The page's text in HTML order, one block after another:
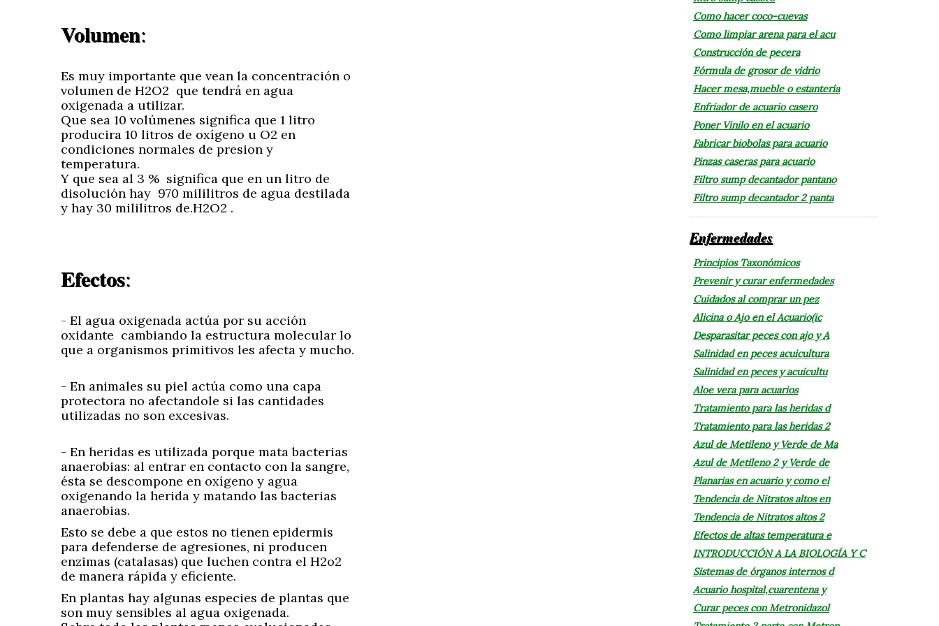
Volumen:
Es muy importante que vean la concentración o
volumen de H2O2 que tendrá en agua
oxigenada a utilizar.
Que sea 10 volúmenes significa que 1 litro
producira 10 litros de oxígeno u O2 en
condiciones normales de presion y
temperatura.
Y que sea al 3 % significa que en un litro de
disolución hay 970 mililitros de agua destilada
y hay 30 mililitros de.H2O2 .
Efectos:
- El agua oxigenada actúa por su acción
oxidante cambiando la estructura molecular lo
que a organismos primitivos les afecta y mucho.
- En animales su piel actúa como una capa
protectora no afectandole si las cantidades
utilizadas no son excesivas.
- En heridas es utilizada porque mata bacterias
anaerobias: al entrar en contacto con la sangre,
ésta se descompone en oxígeno y agua
oxigenando la herida y matando las bacterias
anaerobias.
Esto se debe a que estos no tienen epidermis
para defenderse de agresiones, ni producen
enzimas (catalasas) que luchen contra el H2o2
de manera rápida y eficiente.
En plantas hay algunas especies de plantas que
son muy sensibles al agua oxigenada.
Como hacer coco-cuevas
Como limpiar arena para el acu
Construcción de pecera
Fórmula de grosor de vidrio
Hacer mesa,mueble o estantería
Enfriador de acuario casero
Poner Vinilo en el acuario
Fabricar biobolas para acuario
Pinzas caseras para acuario
Filtro sump decantador pantano
Filtro sump decantador 2 panta
Enfermedades
Principios Taxonómicos
Prevenir y curar enfermedades
Cuidados al comprar un pez
Alicina o Ajo en el Acuario(ic
Desparasitar peces con ajo y A
Salinidad en peces acuicultura
Salinidad en peces y acuicultu
Aloe vera para acuarios
Tratamiento para las heridas d
Tratamiento para las heridas 2
Azul de Metileno y Verde de Ma
Azul de Metileno 2 y Verde de
Planarias en acuario y como el
Tendencia de Nitratos altos en
Tendencia de Nitratos altos 2
Efectos de altas temperatura e
INTRODUCCIÓN A LA BIOLOGÍA Y C
Sistemas de órganos internos d
Acuario hospital,cuarentena y
Curar peces con Metronidazol